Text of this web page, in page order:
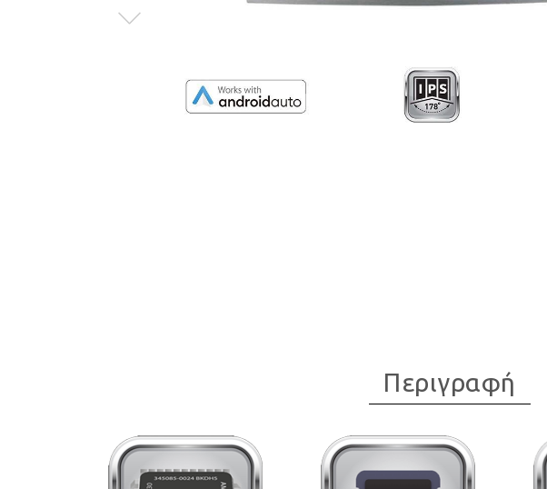
Περιγραφή